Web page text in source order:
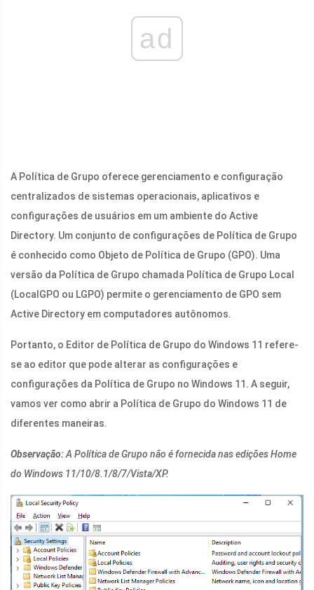
ad
A Política de Grupo oferece gerenciamento e configuração
centralizados de sistemas operacionais, aplicativos e
configurações de usuários em um ambiente do Active
Directory. Um conjunto de configurações de Política de Grupo
é conhecido como Objeto de Política de Grupo (GPO). Uma
versão da Política de Grupo chamada Política de Grupo Local
(LocalGPO ou LGPO) permite o gerenciamento de GPO sem
Active Directory em computadores autônomos.
Portanto, o Editor de Política de Grupo do Windows 11 refere-
se ao editor que pode alterar as configurações e
configurações da Política de Grupo no Windows 11. A seguir,
vamos ver como abrir a Política de Grupo do Windows 11 de
diferentes maneiras.
Observação:A Política de Grupo não é fornecida nas edições Home
do Windows 11/10/8.1/8/7/Vista/XP.